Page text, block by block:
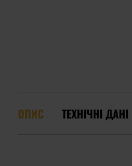
ОПИС ТЕХНІЧНІ ДАНІ